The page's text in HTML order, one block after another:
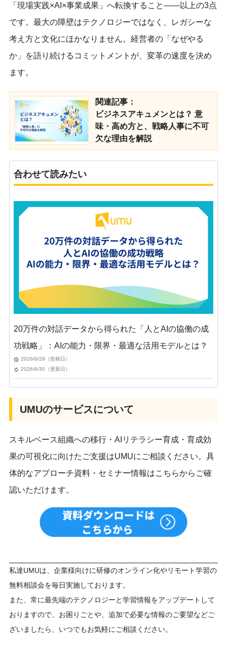
「現場実践×AI×事業成果」へ転換すること——以上の3点
です。最大の障壁はテクノロジーではなく、レガシーな
考え方と文化にほかなりません。経営者の「なぜやる
か」を語り続けるコミットメントが、変革の速度を決め
ます。
関連記事：
ビジネスアキュメンとは？ 意
味・高め方と、戦略人事に不可
欠な理由を解説
合わせて読みたい
20万件の対話データから得られた「人とAIの協働の成
功戦略」：AIの能力・限界・最適な活用モデルとは？
2026/6/29（投稿日）
2026/6/30（更新日）
UMUのサービスについて
スキルベース組織への移行・AIリテラシー育成・育成効
果の可視化に向けたご支援はUMUにご相談ください。具
体的なアプローチ資料・セミナー情報はこちらからご確
認いただけます。
私達UMUは、企業様向けに研修のオンライン化やリモート学習の
無料相談会を毎日実施しております。
また、常に最先端のテクノロジーと学習情報をアップデートして
おりますので、お困りごとや、追加で必要な情報のご要望などご
ざいましたら、いつでもお気軽にご相談ください。